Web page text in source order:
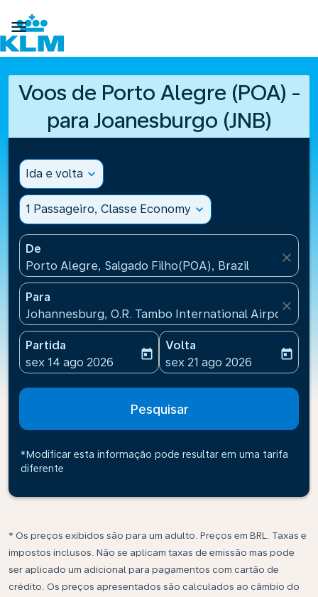

Voos de Porto Alegre (POA) -
para Joanesburgo (JNB)
Ida e volta expand_more
1 Passageiro, Classe Economy expand_more
De
Porto Alegre, Salgado Filho(POA), Brazil
close
Para
Johannesburg, O.R. Tambo International
close
Partida
fc-booking-departure-date-aria-label
sex 14 ago 2026
today
Volta
fc-booking-return-date-
sex 21 ago 2026
today
Pesquisar
*Modificar esta informação pode resultar em uma tarifa
diferente
* Os preços exibidos são para um adulto. Preços em BRL. Taxas e
impostos inclusos. Não se aplicam taxas de emissão mas pode
ser aplicado um adicional para pagamentos com cartão de
crédito. Os preços apresentados são calculados ao câmbio do